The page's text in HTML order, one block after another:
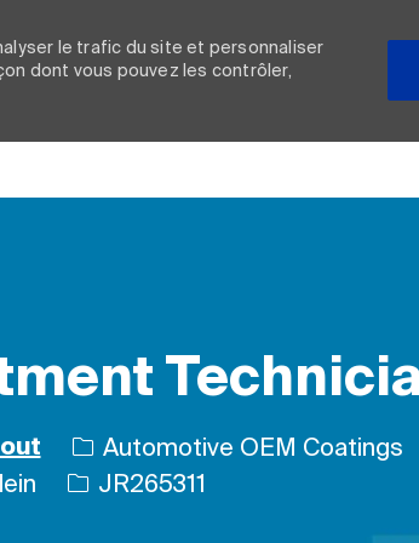
le trafic du site et personnaliser
dont vous pouvez les contrôler,
Automotive OEM Coatings
ID de l’emploi
JR265311